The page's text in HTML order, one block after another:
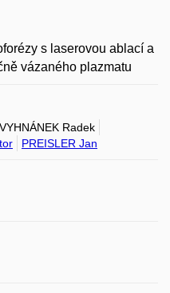
s laserovou ablací a
vázaného plazmatu
VYHNÁNEK Radek
PREISLER Jan